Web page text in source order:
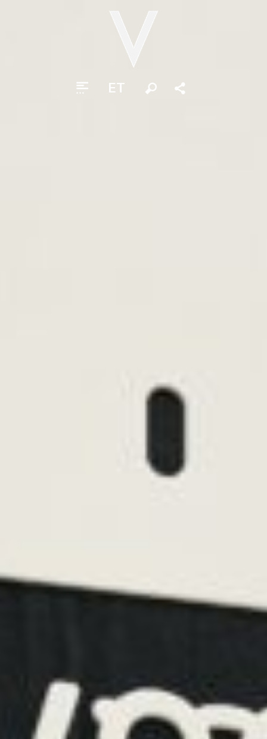
ET Otsi